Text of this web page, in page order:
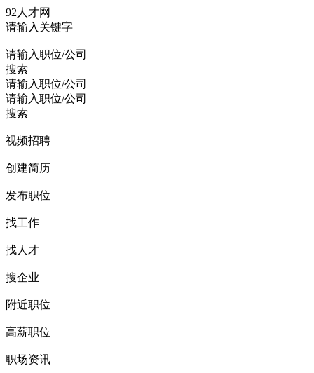
92人才网
请输入关键字
请输入职位/公司
搜索
请输入职位/公司
请输入职位/公司
搜索
视频招聘
创建简历
发布职位
找工作
找人才
搜企业
附近职位
高薪职位
职场资讯